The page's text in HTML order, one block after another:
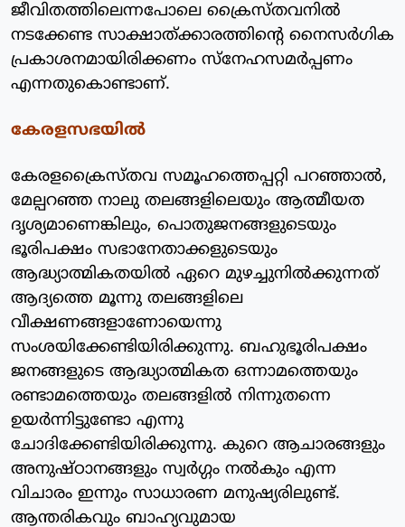
ജീവിതത്തിലെന്നപോലെ ക്രൈസ്തവനില്‍
നടക്കേണ്ട സാക്ഷാത്ക്കാരത്തിന്റെ നൈസര്‍ഗിക
പ്രകാശനമായിരിക്കണം സ്‌നേഹസമര്‍പ്പണം
എന്നതുകൊണ്ടാണ്.
കേരളസഭയില്‍
കേരളക്രൈസ്തവ സമൂഹത്തെപ്പറ്റി പറഞ്ഞാല്‍,
മേല്പറഞ്ഞ നാലു തലങ്ങളിലെയും ആത്മീയത
ദൃശ്യമാണെങ്കിലും, പൊതുജനങ്ങളുടെയും
ഭൂരിപക്ഷം സഭാനേതാക്കളുടെയും
ആദ്ധ്യാത്മികതയില്‍ ഏറെ മുഴച്ചുനില്‍ക്കുന്നത്
ആദ്യത്തെ മൂന്നു തലങ്ങളിലെ
വീക്ഷണങ്ങളാണോയെന്നു
സംശയിക്കേണ്ടിയിരിക്കുന്നു. ബഹുഭൂരിപക്ഷം
ജനങ്ങളുടെ ആദ്ധ്യാത്മികത ഒന്നാമത്തെയും
രണ്ടാമത്തെയും തലങ്ങളില്‍ നിന്നുതന്നെ
ഉയര്‍ന്നിട്ടുണ്ടോ എന്നു
ചോദിക്കേണ്ടിയിരിക്കുന്നു. കുറെ ആചാരങ്ങളും
അനുഷ്ഠാനങ്ങളും സ്വര്‍ഗ്ഗം നല്‍കും എന്ന
വിചാരം ഇന്നും സാധാരണ മനുഷ്യരിലുണ്ട്.
ആന്തരികവും ബാഹ്യവുമായ